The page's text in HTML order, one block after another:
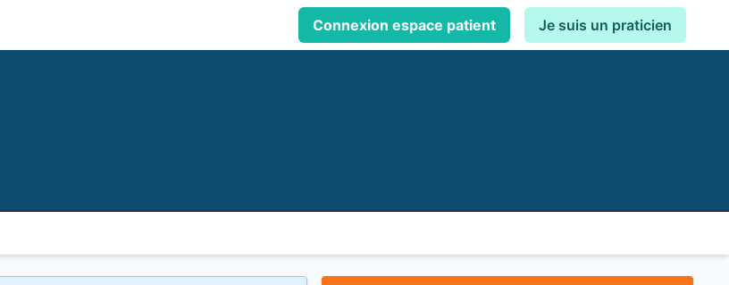
Connexion espace patient Je suis un praticien